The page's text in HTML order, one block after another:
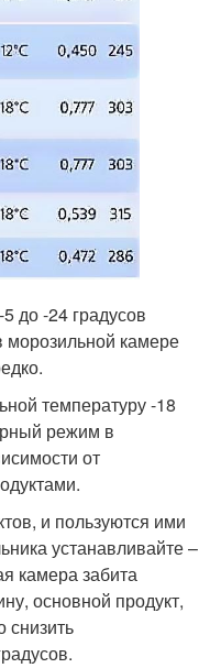
до -24 градусов
морозильной камере
температуру -18
режим в
от
и пользуются ими
устанавливайте –
камера забита
основной продукт,
снизить